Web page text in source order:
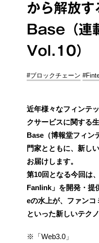
から解放
Base（連
Vol.10）
#ブロックチェーン
近年様々なフィンテ
クサービスに関する
Base（博報堂フィン
門家とともに、新し
お届けします。
第10回となる今回は
Fanlink」を開発・提
eの水上が、ファン
といった新しいテク
※「Web3.0」